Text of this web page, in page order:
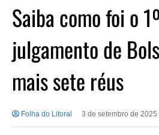
Saiba como foi o
julgamento de
mais sete réus
Folha do Litoral 3 de setembro de 2025